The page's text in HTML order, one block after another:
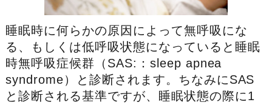
睡眠時に何らかの原因によって無呼吸にな
る、もしくは低呼吸状態になっていると睡眠
時無呼吸症候群（SAS:：sleep apnea
syndrome）と診断されます。ちなみにSAS
と診断される基準ですが、睡眠状態の際に1